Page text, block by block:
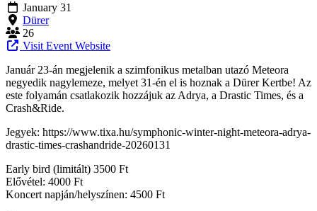
January 31
Dürer
26
Visit Event Website
Január 23-án megjelenik a szimfonikus metalban utazó Meteora
negyedik nagylemeze, melyet 31-én el is hoznak a Dürer Kertbe! Az
este folyamán csatlakozik hozzájuk az Adrya, a Drastic Times, és a
Crash&Ride.
Jegyek: https://www.tixa.hu/symphonic-winter-night-meteora-adrya-
drastic-times-crashandride-20260131
Early bird (limitált) 3500 Ft
Elővétel: 4000 Ft
Koncert napján/helyszínen: 4500 Ft